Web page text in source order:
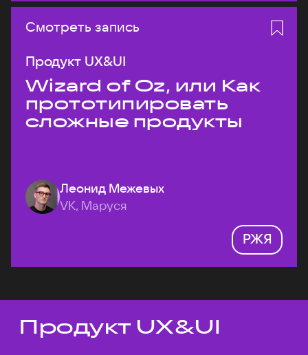
Смотреть запись
Продукт UX&UI
Wizard of Oz, или Как
прототипировать
сложные продукты
Леонид Межевых
VK, Маруся
РЖЯ
Темы докладов
Продукт UX&UI